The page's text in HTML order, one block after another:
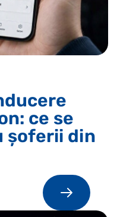
ce se
șoferii din